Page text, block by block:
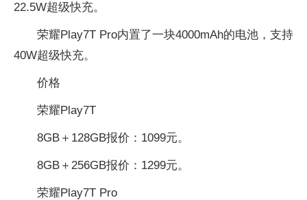
22.5W超级快充。
荣耀Play7T Pro内置了一块4000mAh的电池，支持
40W超级快充。
价格
荣耀Play7T
8GB＋128GB报价：1099元。
8GB＋256GB报价：1299元。
荣耀Play7T Pro